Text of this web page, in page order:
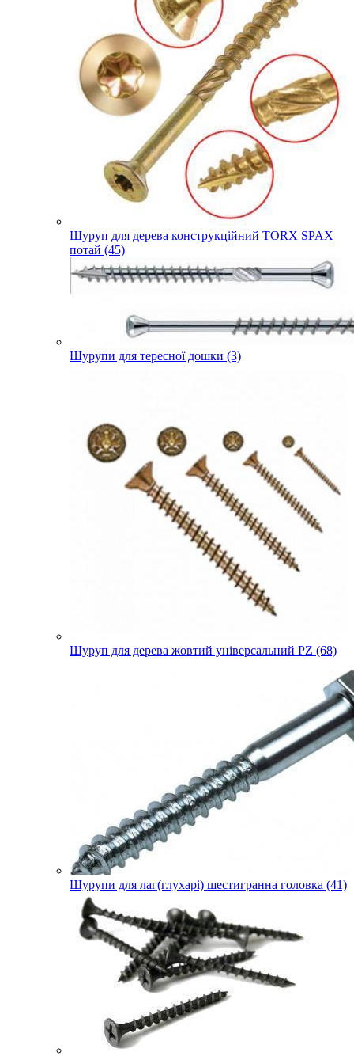
Шуруп для дерева конструкційний TORX SPAX
потай (45)
Шурупи для тересної дошки (3)
Шуруп для дерева жовтий універсальний PZ (68)
Шурупи для лаг(глухарі) шестигранна головка (41)